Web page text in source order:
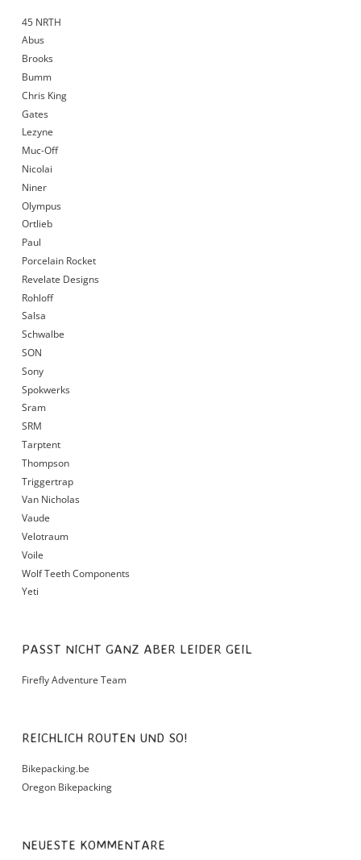
45 NRTH
Abus
Brooks
Bumm
Chris King
Gates
Lezyne
Muc-Off
Nicolai
Niner
Olympus
Ortlieb
Paul
Porcelain Rocket
Revelate Designs
Rohloff
Salsa
Schwalbe
SON
Sony
Spokwerks
Sram
SRM
Tarptent
Thompson
Triggertrap
Van Nicholas
Vaude
Velotraum
Voile
Wolf Teeth Components
Yeti
PASST NICHT GANZ ABER LEIDER GEIL
Firefly Adventure Team
REICHLICH ROUTEN UND SO!
Bikepacking.be
Oregon Bikepacking
NEUESTE KOMMENTARE